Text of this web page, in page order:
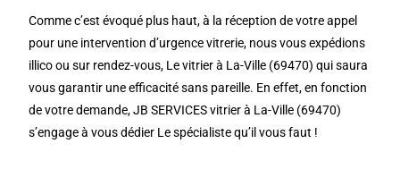
Comme c’est évoqué plus haut, à la réception de votre appel
pour une intervention d’urgence vitrerie, nous vous expédions
illico ou sur rendez-vous, Le vitrier à La-Ville (69470) qui saura
vous garantir une efficacité sans pareille. En effet, en fonction
de votre demande, JB SERVICES vitrier à La-Ville (69470)
s’engage à vous dédier Le spécialiste qu’il vous faut !